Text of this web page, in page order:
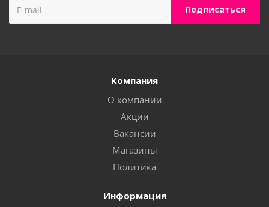
Компания
О компании
Акции
Вакансии
Магазины
Политика
Информация